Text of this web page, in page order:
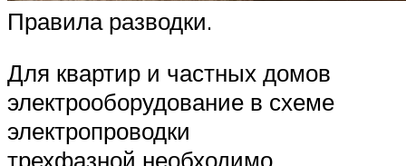
Правила разводки.
Для квартир и частных домов
электрооборудование в схеме
электропроводки
трехфазной необходимо